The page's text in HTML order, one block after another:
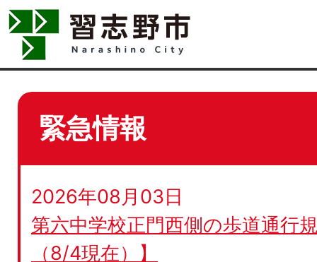
緊急情報
2026年08月03日
第六中学校正門西側の歩道通行
（8/4現在）】